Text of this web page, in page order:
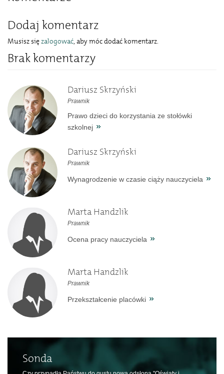
Dodaj komentarz
Musisz sięzalogować, aby móc dodać komentarz.
Brak komentarzy
Dariusz Skrzyński
Prawnik
Prawo dzieci do korzystania ze stołówki
szkolnej
Dariusz Skrzyński
Prawnik
Wynagrodzenie w czasie ciąży nauczyciela
Marta Handzlik
Prawnik
Ocena pracy nauczyciela
Marta Handzlik
Prawnik
Przekształcenie placówki
Sonda